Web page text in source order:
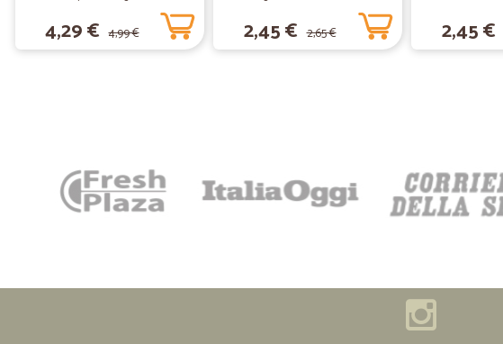
4,29 € 4,99 € 2,45 € 2,65 € 2,45 €